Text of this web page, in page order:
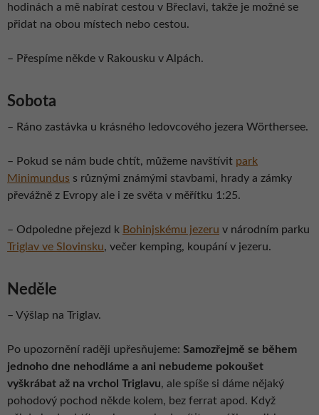
hodinách a mě nabírat cestou v Břeclavi, takže je možné se
přidat na obou místech nebo cestou.
– Přespíme někde v Rakousku v Alpách.
Sobota
– Ráno zastávka u krásného ledovcového jezera Wörthersee.
– Pokud se nám bude chtít, můžeme navštívit park
Minimundus s různými známými stavbami, hrady a zámky
převážně z Evropy ale i ze světa v měřítku 1:25.
– Odpoledne přejezd k Bohinjskému jezeru v národním parku
Triglav ve Slovinsku, večer kemping, koupání v jezeru.
Neděle
– Výšlap na Triglav.
Po upozornění raději upřesňujeme: Samozřejmě se během
jednoho dne nehodláme a ani nebudeme pokoušet
vyškrábat až na vrchol Triglavu, ale spíše si dáme nějaký
pohodový pochod někde kolem, bez ferrat apod. Když